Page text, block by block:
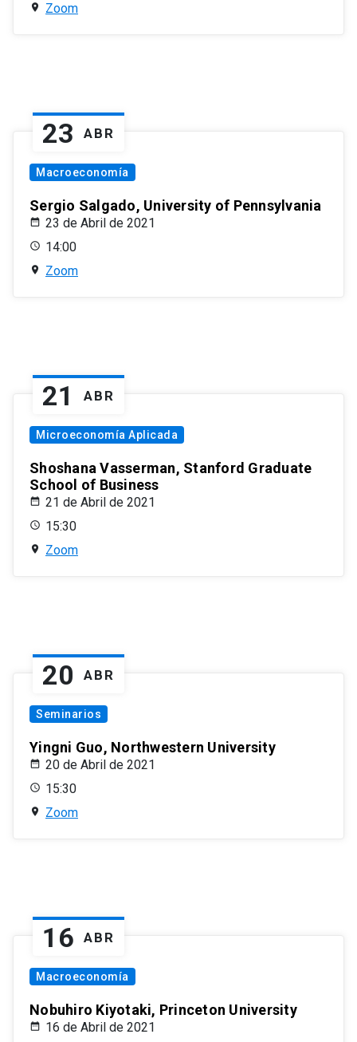
Zoom
23 ABR
Macroeconomía
Sergio Salgado, University of Pennsylvania
23 de Abril de 2021
14:00
Zoom
21 ABR
Microeconomía Aplicada
Shoshana Vasserman, Stanford Graduate
School of Business
21 de Abril de 2021
15:30
Zoom
20 ABR
Seminarios
Yingni Guo, Northwestern University
20 de Abril de 2021
15:30
Zoom
16 ABR
Macroeconomía
Nobuhiro Kiyotaki, Princeton University
16 de Abril de 2021